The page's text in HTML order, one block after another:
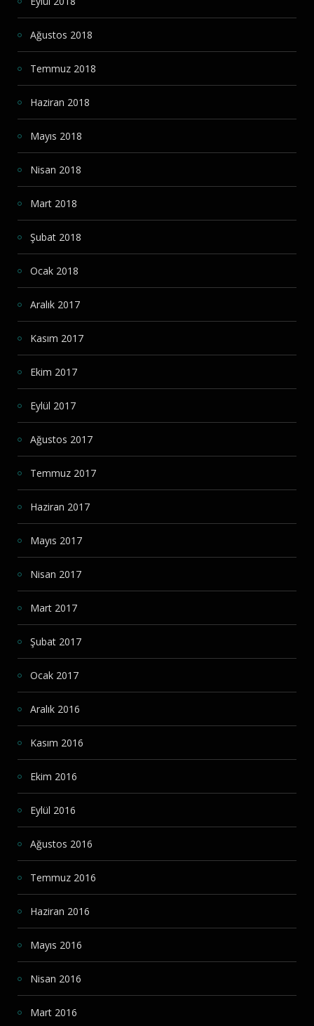
Ağustos 2018
Temmuz 2018
Haziran 2018
Mayıs 2018
Nisan 2018
Mart 2018
Şubat 2018
Ocak 2018
Aralık 2017
Kasım 2017
Ekim 2017
Eylül 2017
Ağustos 2017
Temmuz 2017
Haziran 2017
Mayıs 2017
Nisan 2017
Mart 2017
Şubat 2017
Ocak 2017
Aralık 2016
Kasım 2016
Ekim 2016
Eylül 2016
Ağustos 2016
Temmuz 2016
Haziran 2016
Mayıs 2016
Nisan 2016
Mart 2016